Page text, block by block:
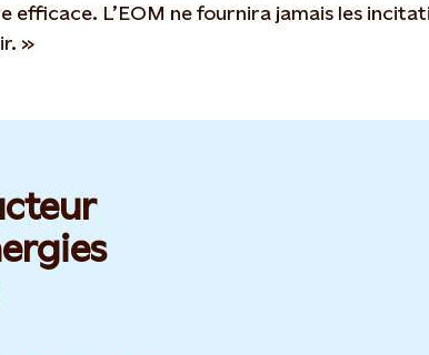
efficace. L’EOM ne fournira jamais les
»